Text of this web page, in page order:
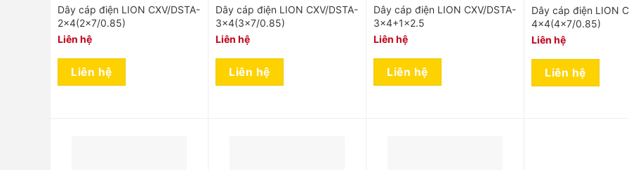
Dây cáp điện LION CXV/DSTA-
2×4(2×7/0.85)
Liên hệ
Liên hệ
Dây cáp điện LION CXV/DSTA-
3×4(3×7/0.85)
Liên hệ
Liên hệ
Dây cáp điện LION CXV/DSTA-
3×4+1×2.5
Liên hệ
Liên hệ
Dây cáp điện LION
4×4(4×7/0.85)
Liên hệ
Liên hệ